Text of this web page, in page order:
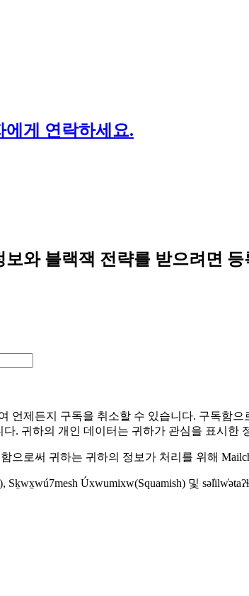
에게 연락하세요.
와 블랙잭 전략를 받으려면 등
언제든지 구독을 취소할 수 있습니다. 구독함
. 귀하의 개인 데이터는 귀하가 관심을 표시한
으로써 귀하는 귀하의 정보가 처리를 위해
Sḵwx̱wú7mesh Úxwumixw(Squamish) 및